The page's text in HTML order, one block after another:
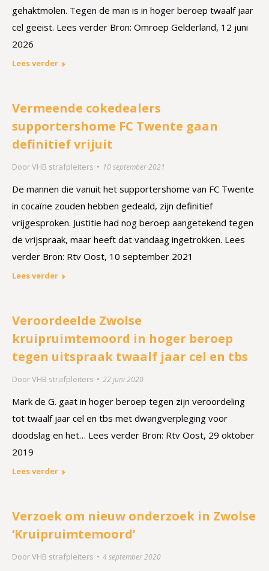
gehaktmolen. Tegen de man is in hoger beroep twaalf jaar
cel geëist. Lees verder Bron: Omroep Gelderland, 12 juni
2026
Lees verder
Vermeende cokedealers
supportershome FC Twente gaan
definitief vrijuit
DoorVHB strafpleiters 10 september 2021
De mannen die vanuit het supportershome van FC Twente
in cocaïne zouden hebben gedeald, zijn definitief
vrijgesproken. Justitie had nog beroep aangetekend tegen
de vrijspraak, maar heeft dat vandaag ingetrokken. Lees
verder Bron: Rtv Oost, 10 september 2021
Lees verder
Veroordeelde Zwolse
kruipruimtemoord in hoger beroep
tegen uitspraak twaalf jaar cel en tbs
DoorVHB strafpleiters 22 juni 2020
Mark de G. gaat in hoger beroep tegen zijn veroordeling
tot twaalf jaar cel en tbs met dwangverpleging voor
doodslag en het… Lees verder Bron: Rtv Oost, 29 oktober
2019
Lees verder
Verzoek om nieuw onderzoek in Zwolse
‘Kruipruimtemoord’
DoorVHB strafpleiters 4 september 2020